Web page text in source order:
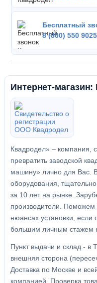
Бесплатный
8 (800) 550 9025
Интернет-
Квадродел» – компания,
превратить заводской
машину» лично для Вас.
оборудования,
за 10 лет на рынке.
производители.
нюансах установки, если
большим личным стажем
Пункт выдачи и склад -
внешняя сторона
Доставка по Москве и
компанией. Проверка